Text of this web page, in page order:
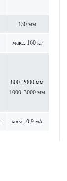
130 мм
макс. 160 кг
800–2000 мм
1000–3000 мм
макс. 0,9 м/с